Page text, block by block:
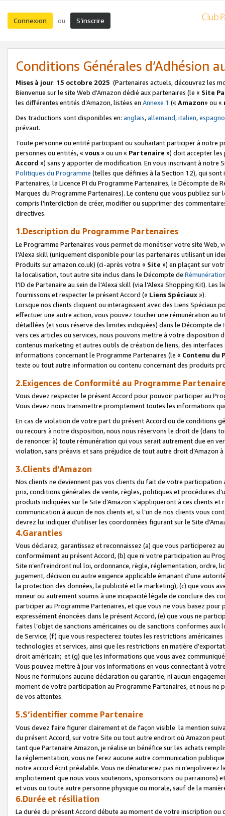
Connexion ou S’inscrire
Conditions Générales d’Adhésion
Mises à jour: 15 octobre 2025 (Partenaires actuels, découvrez les
Bienvenue sur le site Web d’Amazon dédié aux partenaires (le « Site
les différentes entités d’Amazon, listées en Annexe 1 (« Amazon» ou «
Des traductions sont disponibles en: anglais,allemand,italien,
prévaut.
Toute personne ou entité participant ou souhaitant participer à notre
personnes ou entités, « vous» ou un « Partenaire ») doit accepter les
Accord ») sans y apporter de modification. En vous inscrivant à notre
Politiques du Programme (telles que définies à la Section 12), qui
Partenaires, la Licence PI du Programme Partenaires, le Décompte de
Marques du Programme Partenaires). Le contenu que vous publiez
compris l'interdiction de créer, modifier ou supprimer des
directives.
1.Description du Programme Partenaires
Le Programme Partenaires vous permet de monétiser votre site Web,
l'Alexa skill (uniquement disponible pour les partenaires utilisant un
Produits sur amazon.co.uk) (ci-après votre « Site ») en plaçant sur
la localisation, tout autre site inclus dans le Décompte de
l'ID de Partenaire au sein de l'Alexa skill (via l'Alexa Shopping Kit).
fournissons et respecter le présent Accord (« Liens Spéciaux»).
Lorsque nos clients cliquent ou interagissent avec des Liens Spéciaux
effectuer une autre action, vous pouvez toucher une rémunération
détaillées (et sous réserve des limites indiquées) dans le Décompte de
vers ces articles ou services, nous pouvons mettre à votre disposition
contenus marketing et autres outils de création de liens, des
informations concernant le Programme Partenaires (le « Contenu du
texte ou tout autre information ou contenu concernant des produits
2.Exigences de Conformité au Programme
Vous devez respecter le présent Accord pour pouvoir participer au
Vous devez nous transmettre promptement toutes les informations
En cas de violation de votre part du présent Accord ou de conditions
ou recours à notre disposition, nous nous réservons le droit de (dans
de renoncer à) toute rémunération qui vous serait autrement due en
violation, sans préavis et sans préjudice de tout autre droit
3.Clients d’Amazon
Nos clients ne deviennent pas vos clients du fait de votre
prix, conditions générales de vente, règles, politiques et procédures
produits indiquées sur le Site d’Amazon s’appliqueront à ces clients
communication à aucun de nos clients et, si l’un de nos clients vous
devrez lui indiquer d’utiliser les coordonnées figurant sur le Site
4.Garanties
Vous déclarez, garantissez et reconnaissez (a) que vous participerez
conformément au présent Accord, (b) que ni votre participation au
Site n’enfreindront nul loi, ordonnance, règle, réglementation, ordre,
jugement, décision ou autre exigence applicable émanant d’une
la protection des données, la publicité et le marketing), (c) que vous
mineur ou autrement soumis à une incapacité légale de conclure des
participer au Programme Partenaires, et que vous ne vous basez
expressément énoncées dans le présent Accord, (e) que vous ne
faites l’objet de sanctions américaines ou de sanctions conformes
de Service; (f) que vous respecterez toutes les restrictions
technologies et services, ainsi que les restrictions en matière
droit américain; et (g) que les informations que vous avez
Vous pouvez mettre à jour vos informations en vous connectant à
Nous ne formulons aucune déclaration ou garantie, ni aucun
moment de votre participation au Programme Partenaires, et nous
de vos attentes.
5.S’identifier comme Partenaire
Vous devez faire figurer clairement et de façon visible la mention
du présent Accord, sur votre Site ou tout autre endroit où Amazon
tant que Partenaire Amazon, je réalise un bénéfice sur les achats
la réglementation, vous ne ferez aucune autre communication
notre accord écrit préalable. Vous ne dénaturerez pas ni
implicitement que nous vous soutenons, sponsorisons ou parrainons)
et vous ou toute autre personne physique ou morale, sauf de la
6.Durée et résiliation
La durée du présent Accord débute au moment de votre inscription